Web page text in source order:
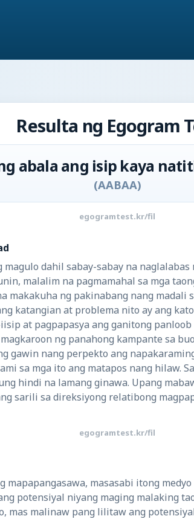
Resulta ng Egogram
abala ang isip kaya
(AABAA)
egogramtest.kr/fil
dahil sabay-sabay na naglalabas
malalim na pagmamahal sa mga
makakuha ng pakinabang nang madali
katangian at problema nito ay ang
at pagpapasya ang ganitong
ng panahong kampante sa
gawin nang perpekto ang
sa mga ito ang matapos nang hilaw.
hindi na lamang ginawa. Upang
sarili sa direksiyong relatibong
egogramtest.kr/fil
mapapangasawa, masasabi itong
potensiyal niyang maging malaking
mas malinaw pang lilitaw ang